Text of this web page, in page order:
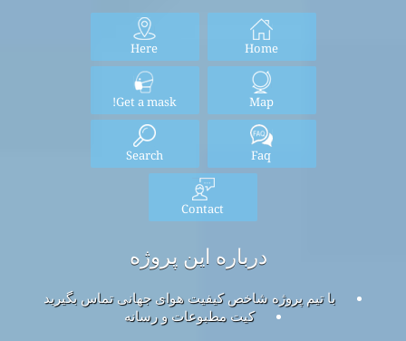
Home
Here
Map
Get a mask!
Faq
Search
Contact
درباره این پروژه
با تیم پروژه شاخص کیفیت هوای جهانی تماس بگیرید
کیت مطبوعات و رسانه